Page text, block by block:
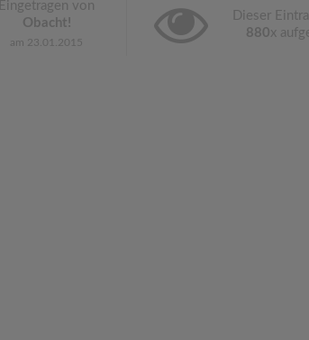
Eingetragen von
Obacht!
am 23.01.2015
Dieser
880x